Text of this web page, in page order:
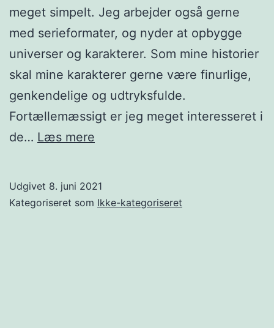
meget simpelt. Jeg arbejder også gerne
med serieformater, og nyder at opbygge
universer og karakterer. Som mine historier
skal mine karakterer gerne være finurlige,
genkendelige og udtryksfulde.
Fortællemæssigt er jeg meget interesseret i
de… Læs mere
Udgivet 8. juni 2021
Kategoriseret som Ikke-kategoriseret